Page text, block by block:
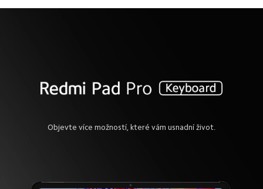
Objevte více možností, které vám usnadní život.